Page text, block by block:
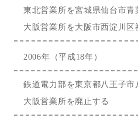
東北営業所を宮城県仙台市
大阪営業所を大阪市西淀川
2006年（平成18年）
鉄道電力部を東京都八王子
大阪営業所を廃止する